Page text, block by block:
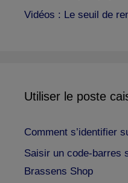
Vidéos : Le seuil de
Utiliser le poste
Comment s’identifier
Saisir un code-barres
Brassens Shop